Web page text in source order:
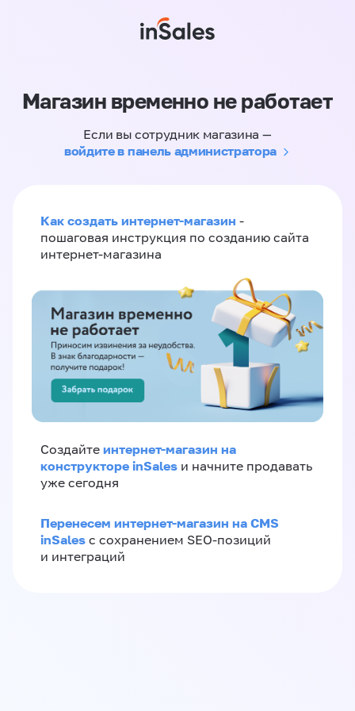
Магазин временно не работает
Если вы сотрудник магазина —
войдите в панель администратора
Как создать интернет-магазин -
пошаговая инструкция по созданию сайта
интернет-магазина
Создайте интернет-магазин на
конструкторе inSales и начните продавать
уже сегодня
Перенесем интернет-магазин на CMS
inSales с сохранением SEO-позиций
и интеграций